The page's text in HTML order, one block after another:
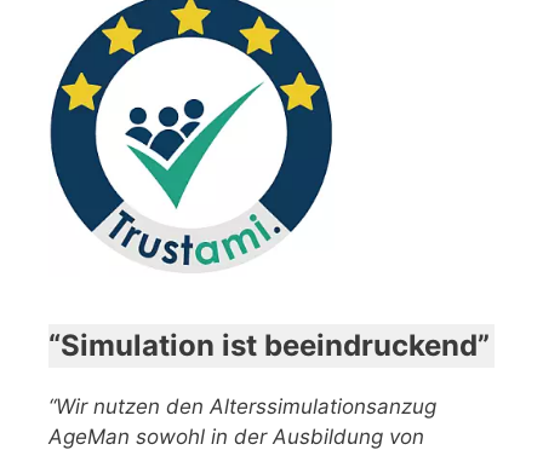
“Simulation ist beeindruckend”
“Wir nutzen den Alterssimulationsanzug
AgeMan sowohl in der Ausbildung von